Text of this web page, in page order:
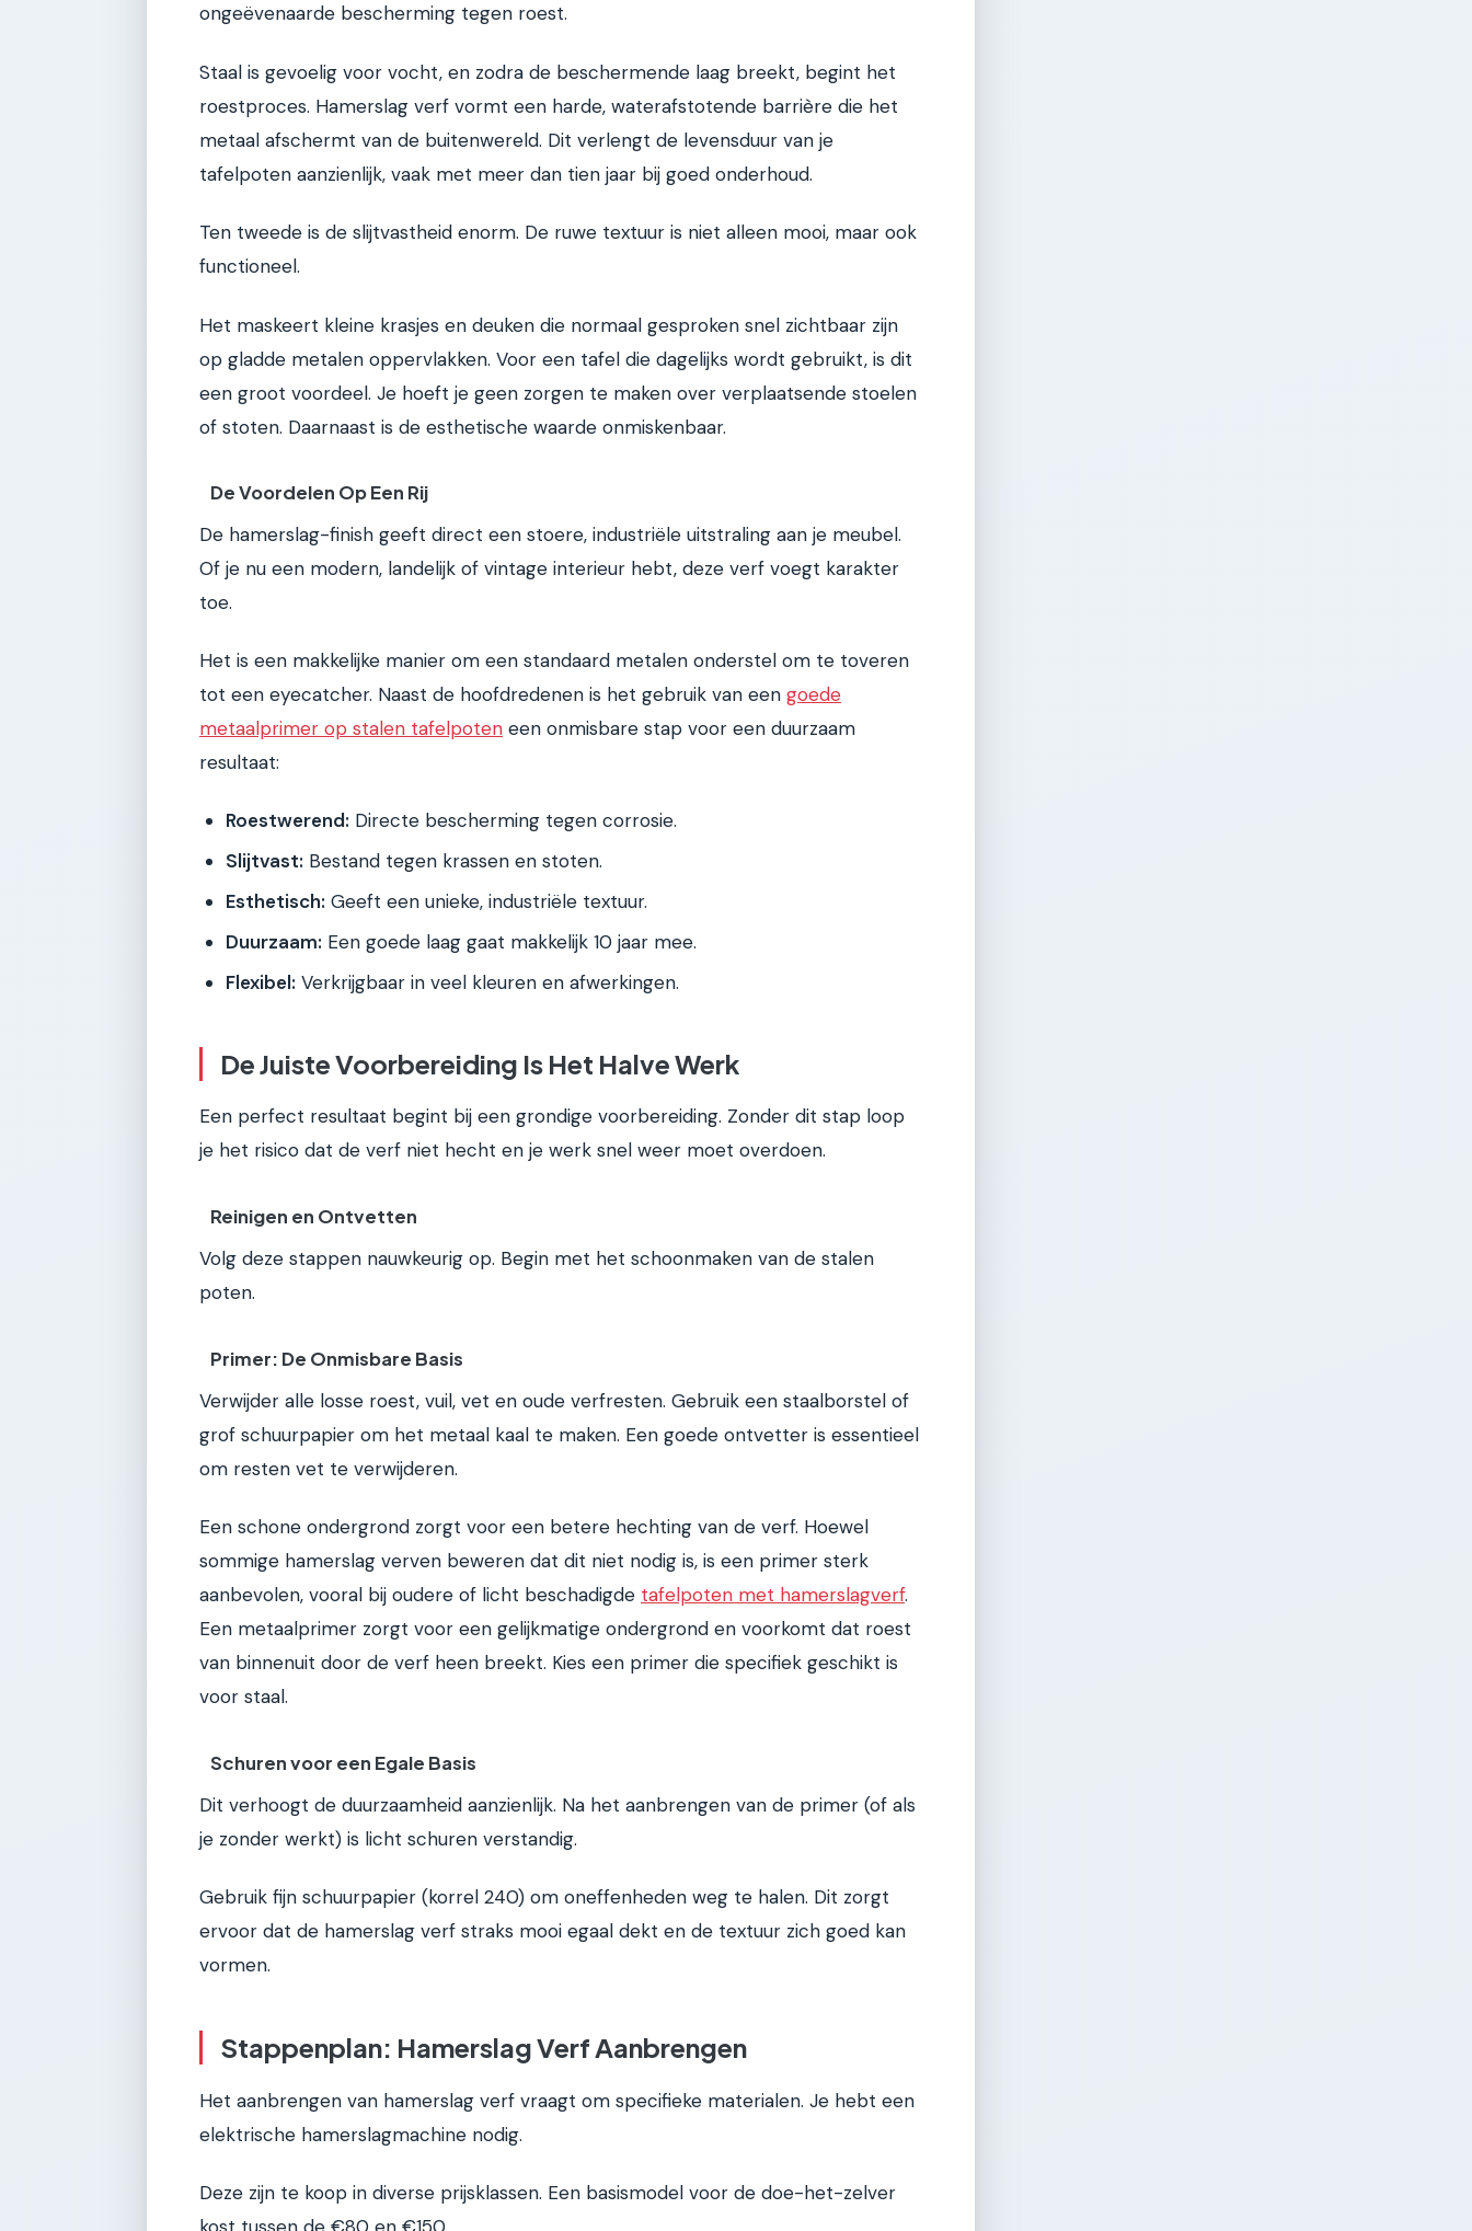
ongeëvenaarde bescherming tegen roest.
Staal is gevoelig voor vocht, en zodra de beschermende laag breekt, begint het
roestproces. Hamerslag verf vormt een harde, waterafstotende barrière die het
metaal afschermt van de buitenwereld. Dit verlengt de levensduur van je
tafelpoten aanzienlijk, vaak met meer dan tien jaar bij goed onderhoud.
Ten tweede is de slijtvastheid enorm. De ruwe textuur is niet alleen mooi, maar ook
functioneel.
Het maskeert kleine krasjes en deuken die normaal gesproken snel zichtbaar zijn
op gladde metalen oppervlakken. Voor een tafel die dagelijks wordt gebruikt, is dit
een groot voordeel. Je hoeft je geen zorgen te maken over verplaatsende stoelen
of stoten. Daarnaast is de esthetische waarde onmiskenbaar.
De Voordelen Op Een Rij
De hamerslag-finish geeft direct een stoere, industriële uitstraling aan je meubel.
Of je nu een modern, landelijk of vintage interieur hebt, deze verf voegt karakter
toe.
Het is een makkelijke manier om een standaard metalen onderstel om te toveren
tot een eyecatcher. Naast de hoofdredenen is het gebruik van een goede
metaalprimer op stalen tafelpoten een onmisbare stap voor een duurzaam
resultaat:
Roestwerend: Directe bescherming tegen corrosie.
Slijtvast: Bestand tegen krassen en stoten.
Esthetisch: Geeft een unieke, industriële textuur.
Duurzaam: Een goede laag gaat makkelijk 10 jaar mee.
Flexibel: Verkrijgbaar in veel kleuren en afwerkingen.
De Juiste Voorbereiding Is Het Halve Werk
Een perfect resultaat begint bij een grondige voorbereiding. Zonder dit stap loop
je het risico dat de verf niet hecht en je werk snel weer moet overdoen.
Reinigen en Ontvetten
Volg deze stappen nauwkeurig op. Begin met het schoonmaken van de stalen
poten.
Primer: De Onmisbare Basis
Verwijder alle losse roest, vuil, vet en oude verfresten. Gebruik een staalborstel of
grof schuurpapier om het metaal kaal te maken. Een goede ontvetter is essentieel
om resten vet te verwijderen.
Een schone ondergrond zorgt voor een betere hechting van de verf. Hoewel
sommige hamerslag verven beweren dat dit niet nodig is, is een primer sterk
aanbevolen, vooral bij oudere of licht beschadigde tafelpoten met hamerslagverf.
Een metaalprimer zorgt voor een gelijkmatige ondergrond en voorkomt dat roest
van binnenuit door de verf heen breekt. Kies een primer die specifiek geschikt is
voor staal.
Schuren voor een Egale Basis
Dit verhoogt de duurzaamheid aanzienlijk. Na het aanbrengen van de primer (of als
je zonder werkt) is licht schuren verstandig.
Gebruik fijn schuurpapier (korrel 240) om oneffenheden weg te halen. Dit zorgt
ervoor dat de hamerslag verf straks mooi egaal dekt en de textuur zich goed kan
vormen.
Stappenplan: Hamerslag Verf Aanbrengen
Het aanbrengen van hamerslag verf vraagt om specifieke materialen. Je hebt een
elektrische hamerslagmachine nodig.
Deze zijn te koop in diverse prijsklassen. Een basismodel voor de doe-het-zelver